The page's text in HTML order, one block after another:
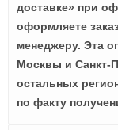
доставке» при
оформляете
менеджеру. Эта
Москвы и Санкт-
остальных
по факту